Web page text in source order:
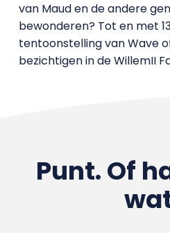
van Maud en de andere
bewonderen? Tot en met
tentoonstelling van Wave
bezichtigen in de WillemII
Punt. Of